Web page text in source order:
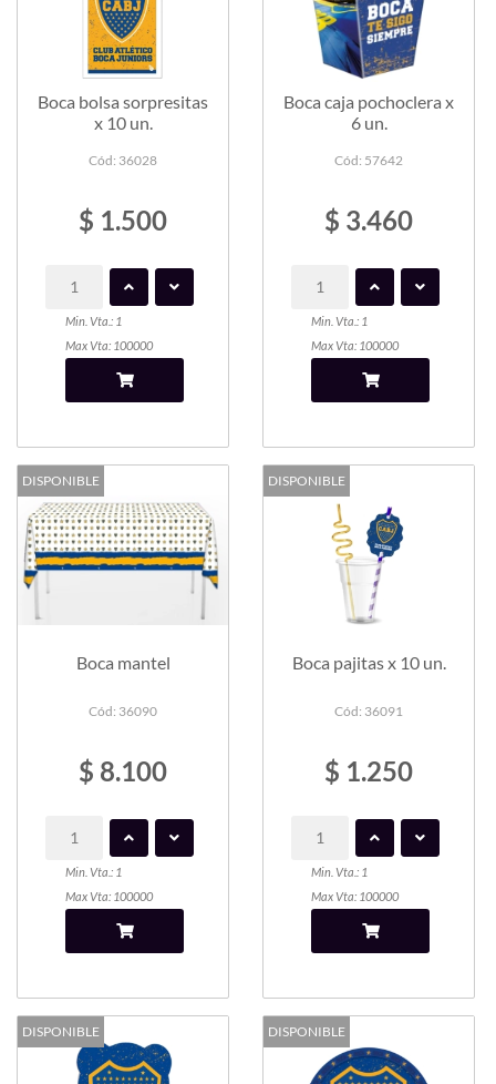
Boca bolsa sorpresitas
x 10 un.
Cód: 36028
$ 1.500
Min. Vta.: 1
Max Vta: 100000
Boca caja pochoclera x
6 un.
Cód: 57642
$ 3.460
Min. Vta.: 1
Max Vta: 100000
DISPONIBLE
Boca mantel
Cód: 36090
$ 8.100
Min. Vta.: 1
Max Vta: 100000
DISPONIBLE
Boca pajitas x 10 un.
Cód: 36091
$ 1.250
Min. Vta.: 1
Max Vta: 100000
DISPONIBLE DISPONIBLE